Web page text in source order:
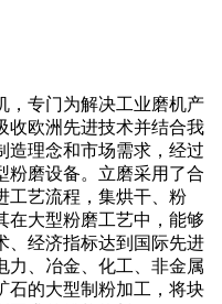
，专门为解决工业磨机产
收欧洲先进技术并结合我
造理念和市场需求，经过
粉磨设备。立磨采用了合
工艺流程，集烘干、粉
在大型粉磨工艺中，能够
、经济指标达到国际先进
力、冶金、化工、非金属
石的大型制粉加工，将块